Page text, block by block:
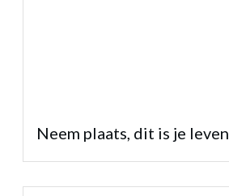
Neem plaats, dit is je leven